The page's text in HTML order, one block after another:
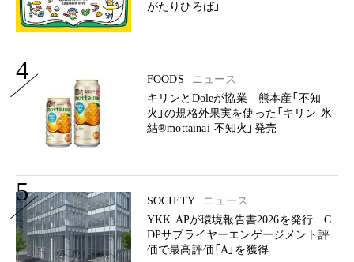
がたりひろば」
4 FOODS
ニュース
キリンとDoleが協業 熊本産「不知
火」の規格外果実を使った「キリン 氷
結®mottainai 不知火」発売
5 SOCIETY
ニュース
YKK APが環境報告書2026を発行 C
DPサプライヤーエンゲージメント評
価で最高評価「A」を獲得